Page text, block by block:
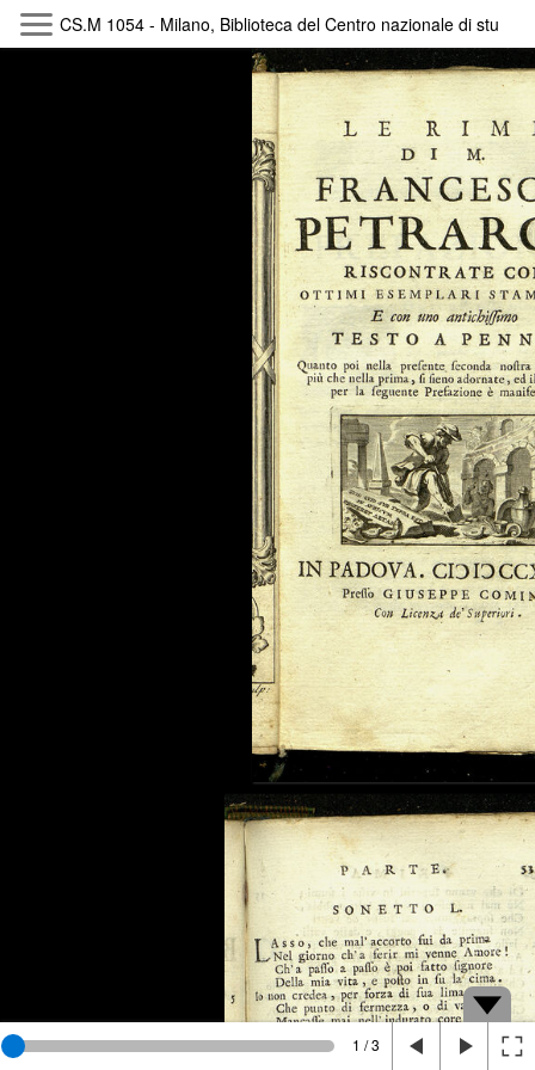
CS.M 1054 - Milano, Biblioteca del Centro nazionale di studi
1 / 3